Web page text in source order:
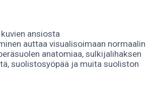
ansiosta
auttaa visualisoimaan normaalin
anatomiaa, sulkijalihaksen
suolistosyöpää ja muita suoliston